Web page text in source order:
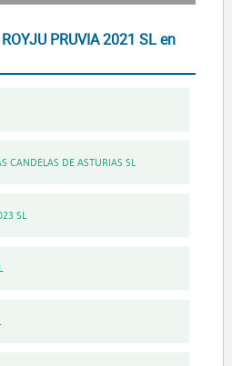
PRUVIA 2021 SL en
CANDELAS DE ASTURIAS SL
SL